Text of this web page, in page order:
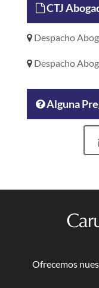
CTJ
Despacho
Despacho
Alguna
Ofrecemos